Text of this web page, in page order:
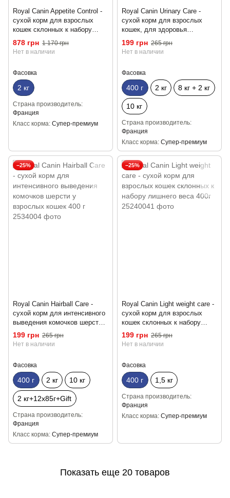
Royal Canin Appetite Control -
сухой корм для взрослых
кошек склонных к набору
лишнего веса, в том числе
после стерилизации 2кг
878 грн 1 170 грн
Нет в наличии
Фасовка
2 кг
Страна производитель
Франция
Класс корма Супер-премиум
Royal Canin Urinary Care -
сухой корм для взрослых
кошек, для здоровья
мочевыделительной системы
400г
199 грн 265 грн
Нет в наличии
Фасовка
400 г 2 кг 8 кг + 2 кг
10 кг
Страна производитель
Франция
Класс корма Супер-премиум
−25%
Royal Canin Hairball Care -
сухой корм для интенсивного
выведения комочков шерсти у
взрослых кошек 400 г
199 грн 265 грн
Нет в наличии
Фасовка
400 г 2 кг 10 кг
2 кг+12х85г+Gift
Страна производитель
Франция
Класс корма Супер-премиум
−25%
Royal Canin Light weight care -
сухой корм для взрослых
кошек склонных к набору
лишнего веса 400г
199 грн 265 грн
Нет в наличии
Фасовка
400 г 1,5 кг
Страна производитель
Франция
Класс корма Супер-премиум
Показать еще 20 товаров